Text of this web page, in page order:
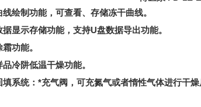
绘制功能，可查看、存储冻干曲线。
显示存储功能，支持U盘数据导出功能。
功能。
冷阱低温干燥功能。
填系统：*充气阀，可充氮气或者惰性气体进行干燥